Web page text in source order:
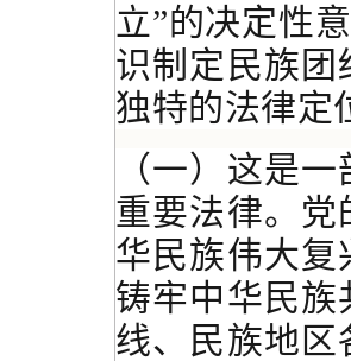
立”的决定性
识制定民族
独特的法律定
（一）这是
重要法律。
华民族伟大
铸牢中华民
线、民族地